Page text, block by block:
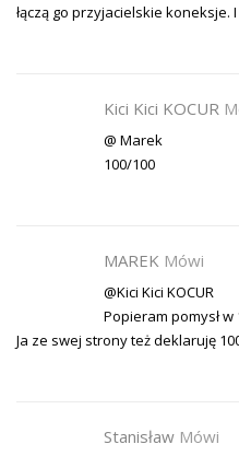
łączą go przyjacielskie koneksje.
Kici Kici KOCUR
@ Marek
100/100
MAREK Mówi
@Kici Kici KOCUR
Popieram pomysł w
Ja ze swej strony też deklaruję
Stanisław Mówi